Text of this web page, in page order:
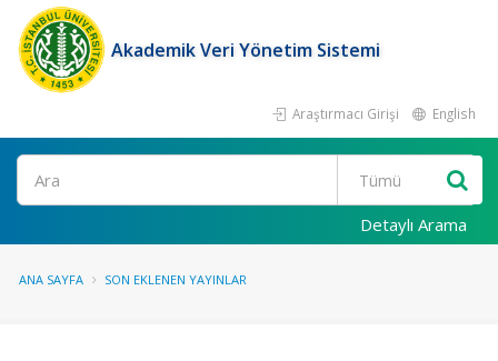
Akademik Veri Yönetim Sistemi
Araştırmacı Girişi English
Ara
Detaylı Arama
ANA SAYFA SON EKLENEN YAYINLAR